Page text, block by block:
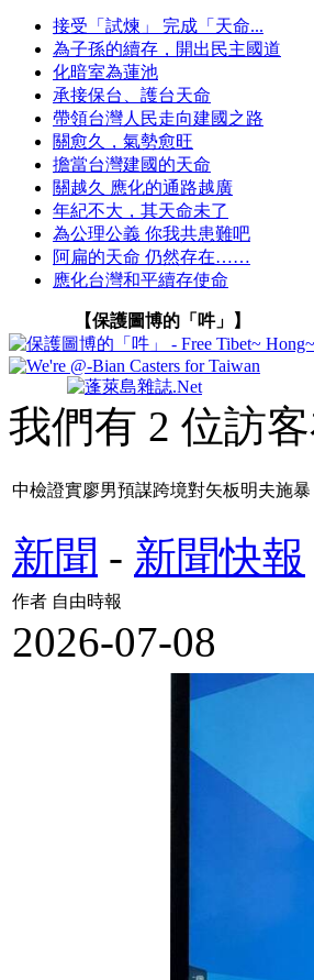
接受「試煉」 完成「天命...
為子孫的續存，開出民主國道
化暗室為蓮池
承接保台、護台天命
帶領台灣人民走向建國之路
關愈久，氣勢愈旺
擔當台灣建國的天命
關越久 應化的通路越廣
年紀不大，其天命未了
為公理公義 你我共患難吧
阿扁的天命 仍然存在……
應化台灣和平續存使命
【保護圖博的「吽」】
我們有 2 位訪
中檢證實廖男預謀跨境對矢板明夫施
新聞 - 新聞快報
作者 自由時報
2026-07-08